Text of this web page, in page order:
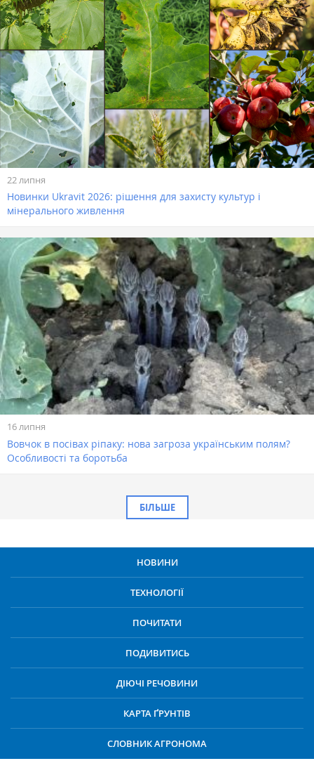
22 липня
Новинки Ukravit 2026: рішення для захисту культур і
мінерального живлення
16 липня
Вовчок в посівах ріпаку: нова загроза українським полям?
Особливості та боротьба
БІЛЬШЕ
НОВИНИ
ТЕХНОЛОГІЇ
ПОЧИТАТИ
ПОДИВИТИСЬ
ДІЮЧІ РЕЧОВИНИ
КАРТА ҐРУНТІВ
СЛОВНИК АГРОНОМА